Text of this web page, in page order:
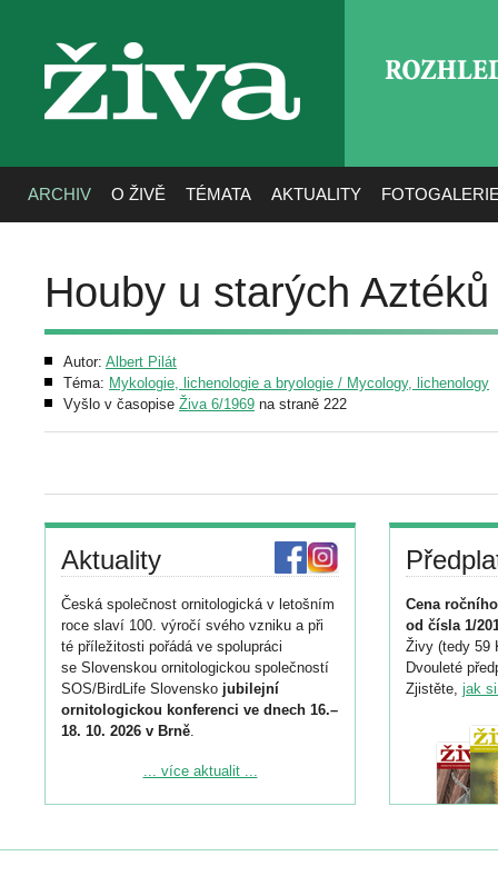
živa
ARCHIV O ŽIVĚ TÉMATA AKTUALITY
Houby u starých Aztéků
Autor: Albert Pilát
Téma: Mykologie, lichenologie a bryologie / Mycology, lichenology
Vyšlo v časopise Živa 6/1969 na straně 222
Aktuality
Česká společnost ornitologická v letošním
roce slaví 100. výročí svého vzniku a při
té příležitosti pořádá ve spolupráci
se Slovenskou ornitologickou společností
SOS/BirdLife Slovensko jubilejní
ornitologickou konferenci ve dnech 16.–
18. 10. 2026 v Brně.
Podrobnější informace ke konferenci
Registrovat se můžete do 6. září.
... více aktualit ...
Cena
od čísla 1/
Živy (tedy 59
Dvouleté
Zjistěte, jak